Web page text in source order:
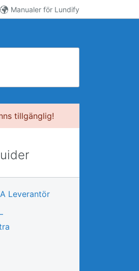
Manualer för Lundify
tillgänglig!
Leverantör